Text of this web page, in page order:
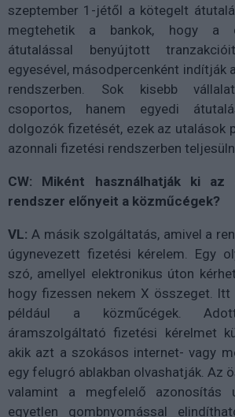
szeptember 1-jétől a kötegelt
megtehetik a bankok, hogy a
átutalással benyújtott
egyesével, másodpercenként indítják
rendszerben. Sok kisebb
csoportos, hanem egyedi
dolgozók fizetését, ezek az utalások
azonnali fizetési rendszerben
CW: Miként használhatják ki az
rendszer előnyeit a közműcégek?
VL: A másik szolgáltatás, amivel a
úgynevezett fizetési kérelem. Egy
szó, amellyel elektronikus úton
hogy fizessen nekem X összeget. Itt
például a közműcégek.
áramszolgáltató fizetési kérelmet
akik azt a szokásos internet- vagy
egy felugró ablakban olvashatják. Az
valamint a megfelelő azonosítás
egyetlen gombnyomással